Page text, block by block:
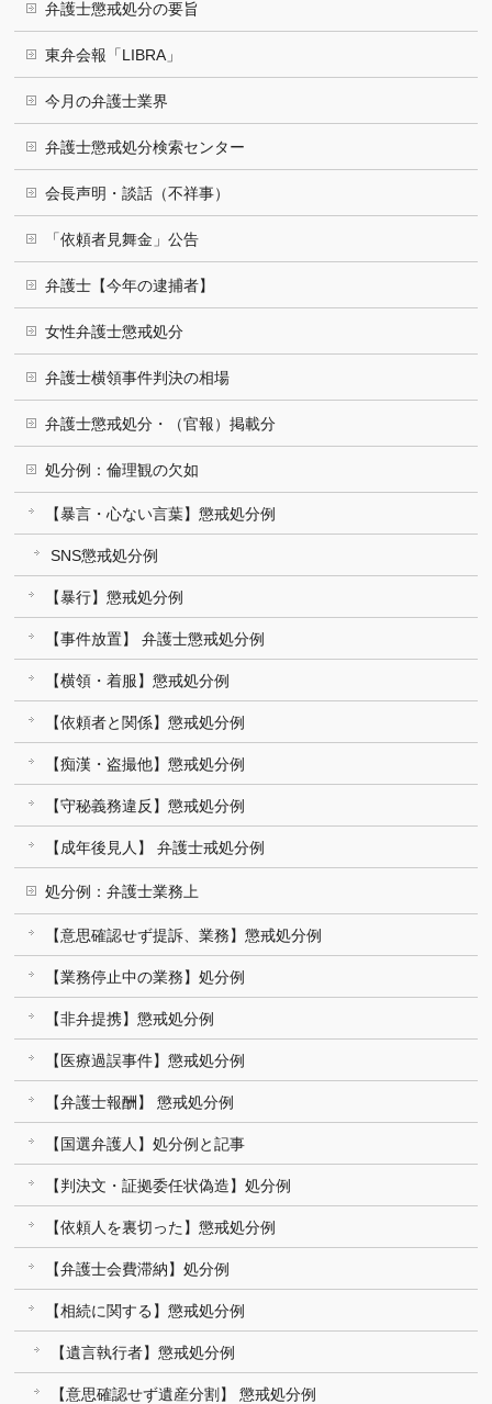
弁護士懲戒処分の要旨
東弁会報「LIBRA」
今月の弁護士業界
弁護士懲戒処分検索センター
会長声明・談話（不祥事）
「依頼者見舞金」公告
弁護士【今年の逮捕者】
女性弁護士懲戒処分
弁護士横領事件判決の相場
弁護士懲戒処分・（官報）掲載分
処分例：倫理観の欠如
【暴言・心ない言葉】懲戒処分例
SNS懲戒処分例
【暴行】懲戒処分例
【事件放置】 弁護士懲戒処分例
【横領・着服】懲戒処分例
【依頼者と関係】懲戒処分例
【痴漢・盗撮他】懲戒処分例
【守秘義務違反】懲戒処分例
【成年後見人】 弁護士戒処分例
処分例：弁護士業務上
【意思確認せず提訴、業務】懲戒処分例
【業務停止中の業務】処分例
【非弁提携】懲戒処分例
【医療過誤事件】懲戒処分例
【弁護士報酬】 懲戒処分例
【国選弁護人】処分例と記事
【判決文・証拠委任状偽造】処分例
【依頼人を裏切った】懲戒処分例
【弁護士会費滞納】処分例
【相続に関する】懲戒処分例
【遺言執行者】懲戒処分例
【意思確認せず遺産分割】 懲戒処分例